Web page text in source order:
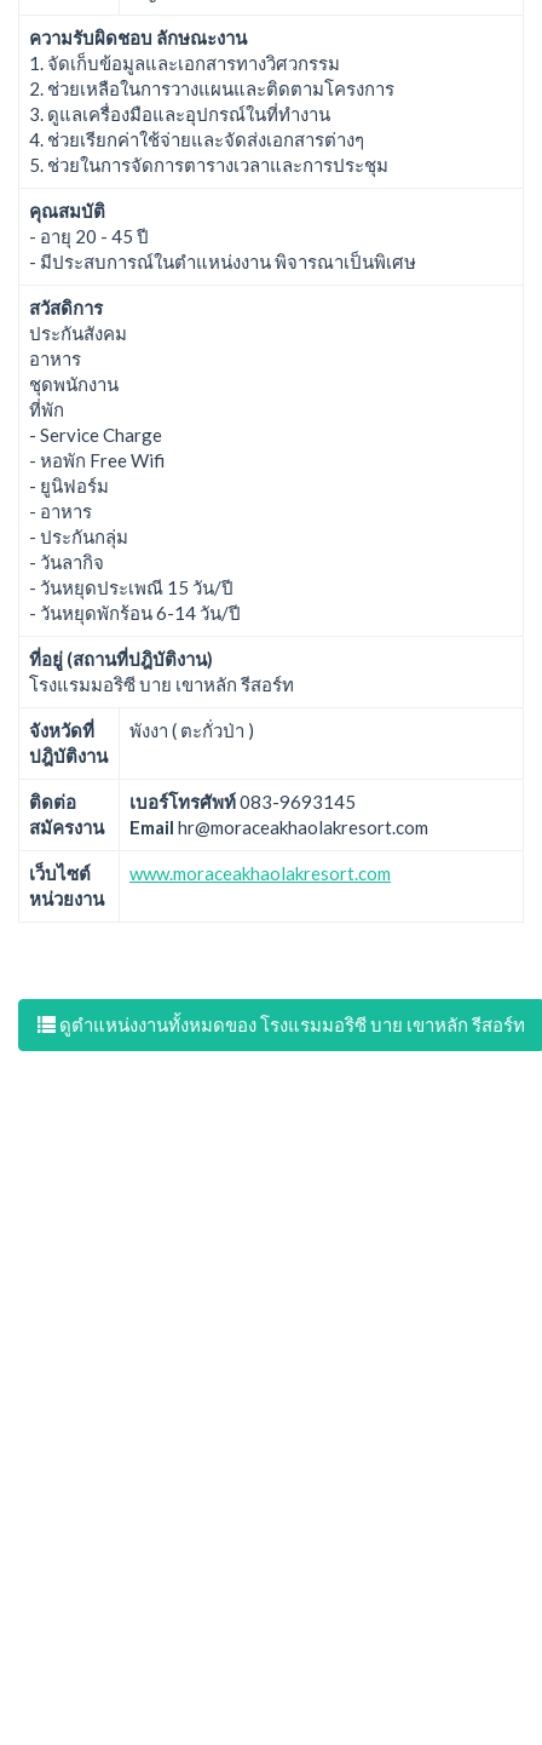
ความรับผิดชอบ ลักษณะงาน
1. จัดเก็บข้อมูลและเอกสารทางวิศวกรรม
2. ช่วยเหลือในการวางแผนและติดตามโครงการ
3. ดูแลเครื่องมือและอุปกรณ์ในที่ทำงาน
4. ช่วยเรียกค่าใช้จ่ายและจัดส่งเอกสารต่างๆ
5. ช่วยในการจัดการตารางเวลาและการประชุม
คุณสมบัติ
- อายุ 20 - 45 ปี
- มีประสบการณ์ในตำแหน่งงาน พิจารณาเป็นพิเศษ
สวัสดิการ
ประกันสังคม
อาหาร
ชุดพนักงาน
ที่พัก
- Service Charge
- หอพัก Free Wifi
- ยูนิฟอร์ม
- อาหาร
- ประกันกลุ่ม
- วันลากิจ
- วันหยุดประเพณี 15 วัน/ปี
- วันหยุดพักร้อน 6-14 วัน/ปี
ที่อยู่ (สถานที่ปฎิบัติงาน)
โรงแรมมอริซี บาย เขาหลัก รีสอร์ท
จังหวัดที่
ปฎิบัติงาน
พังงา ( ตะกั่วป่า )
ติดต่อ
สมัครงาน
เบอร์โทรศัพท์083-9693145
Email hr@moraceakhaolakresort.com
เว็บไซต์
หน่วยงาน
www.moraceakhaolakresort.com
ดูตำแหน่งงานทั้งหมดของ โรงแรมมอริซี บาย เขาหลัก รีสอร์ท